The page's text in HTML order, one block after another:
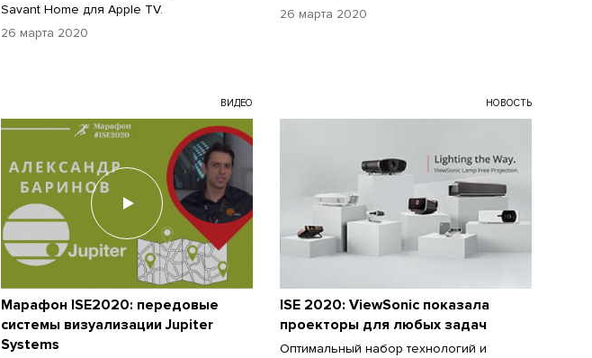
Savant Home для Apple TV.
26 марта 2020
26 марта 2020
ВИДЕО
Марафон ISE2020: передовые
системы визуализации Jupiter
Systems
НОВОСТЬ
ISE 2020: ViewSonic показала
проекторы для любых задач
Оптимальный набор технологий и